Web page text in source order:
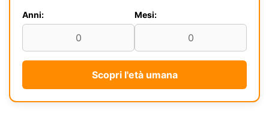
Anni: Mesi:
Scopri l'età umana